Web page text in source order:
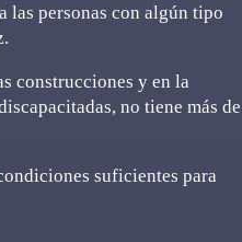
las personas con algún tipo
construcciones y en la
no tiene más de
suficientes para